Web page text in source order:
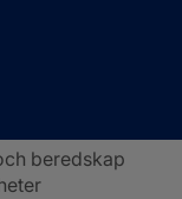
beredskap